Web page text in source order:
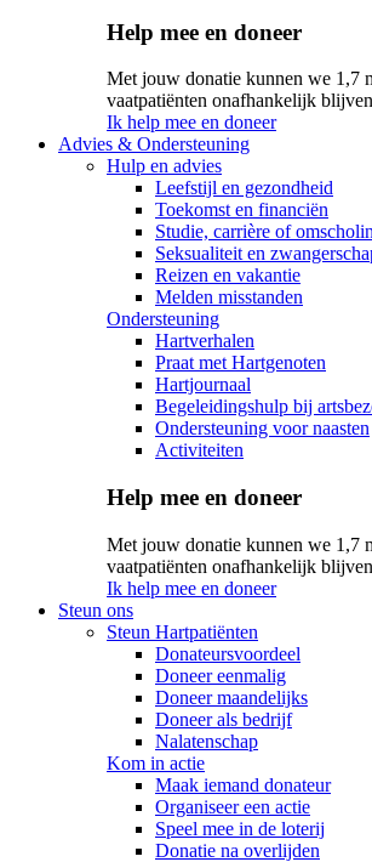
Help mee en doneer
Met jouw donatie kunnen we 1,7
vaatpatiënten onafhankelijk
Ik help mee en doneer
Advies & Ondersteuning
Hulp en advies
Leefstijl en gezondheid
Toekomst en financiën
Studie, carrière of
Seksualiteit en
Reizen en vakantie
Melden misstanden
Ondersteuning
Hartverhalen
Praat met Hartgenoten
Hartjournaal
Begeleidingshulp bij
Ondersteuning voor naasten
Activiteiten
Help mee en doneer
Met jouw donatie kunnen we 1,7
vaatpatiënten onafhankelijk
Ik help mee en doneer
Steun ons
Steun Hartpatiënten
Donateursvoordeel
Doneer eenmalig
Doneer maandelijks
Doneer als bedrijf
Nalatenschap
Kom in actie
Maak iemand donateur
Organiseer een actie
Speel mee in de loterij
Donatie na overlijden